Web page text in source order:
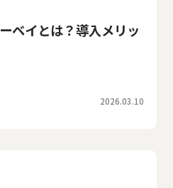
ベイとは？導入メリッ
2026.03.10